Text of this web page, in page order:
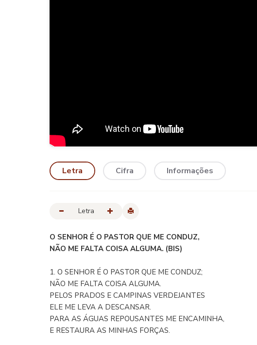
Letra Cifra Informações
Letra
O SENHOR É O PASTOR QUE ME CONDUZ,
NÃO ME FALTA COISA ALGUMA. (BIS)
1. O SENHOR É O PASTOR QUE ME CONDUZ;
NÃO ME FALTA COISA ALGUMA.
PELOS PRADOS E CAMPINAS VERDEJANTES
ELE ME LEVA A DESCANSAR.
PARA AS ÁGUAS REPOUSANTES ME ENCAMINHA,
E RESTAURA AS MINHAS FORÇAS.